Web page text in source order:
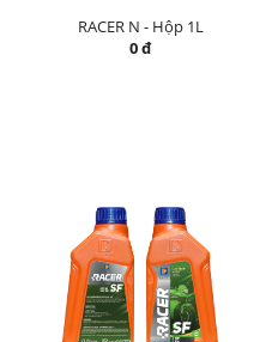
RACER N - Hộp 1L
0 đ